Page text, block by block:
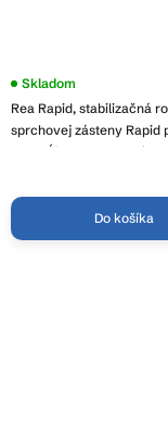
Rea Rapid, stabilizačná
sprchovej zásteny Rapid
mm, dĺžka 50cm,
Skladom
Do košíka